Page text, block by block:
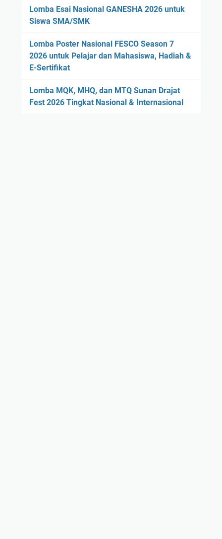
Lomba Esai Nasional GANESHA 2026 untuk
Siswa SMA/SMK
Lomba Poster Nasional FESCO Season 7
2026 untuk Pelajar dan Mahasiswa, Hadiah &
E-Sertifikat
Lomba MQK, MHQ, dan MTQ Sunan Drajat
Fest 2026 Tingkat Nasional & Internasional